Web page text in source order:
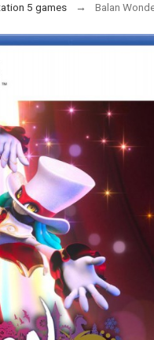
5 games Balan